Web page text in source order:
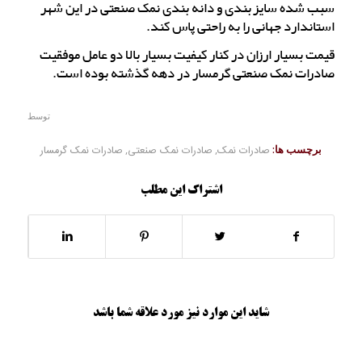
سبب شده سایزبندی و دانه بندی نمک صنعتی در این شهر
استاندارد جهانی را به راحتی پاس کند.
قیمت بسیار ارزان در کنار کیفیت بسیار بالا دو عامل موفقیت
صادرات نمک صنعتی گرمسار در دهه گذشته بوده است.
توسط
برچسب ها: صادرات نمک, صادرات نمک صنعتی, صادرات نمک گرمسار
اشتراک این مطلب
شاید این موارد نیز مورد علاقه شما باشد